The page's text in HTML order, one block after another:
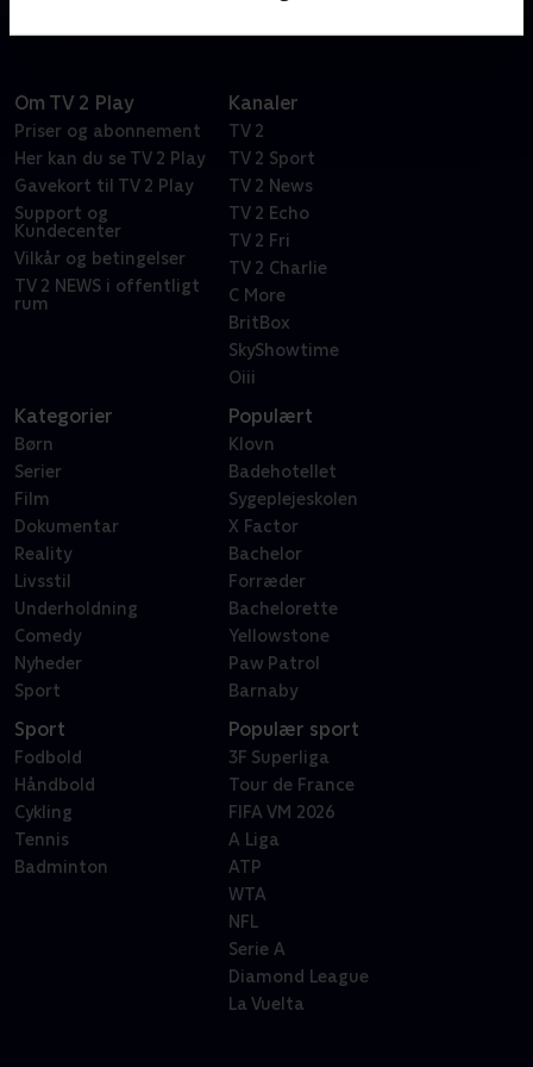
Om TV 2 Play
Priser og abonnement
Her kan du se TV 2 Play
Gavekort til TV 2 Play
Support og
Kundecenter
Vilkår og betingelser
TV 2 NEWS i offentligt
rum
Kanaler
TV 2
TV 2 Sport
TV 2 News
TV 2 Echo
TV 2 Fri
TV 2 Charlie
C More
BritBox
SkyShowtime
Oiii
Kategorier
Børn
Serier
Film
Dokumentar
Reality
Livsstil
Underholdning
Comedy
Nyheder
Sport
Populært
Klovn
Badehotellet
Sygeplejeskolen
X Factor
Bachelor
Forræder
Bachelorette
Yellowstone
Paw Patrol
Barnaby
Sport
Fodbold
Håndbold
Cykling
Tennis
Badminton
Populær sport
3F Superliga
Tour de France
FIFA VM 2026
A Liga
ATP
WTA
NFL
Serie A
Diamond League
La Vuelta